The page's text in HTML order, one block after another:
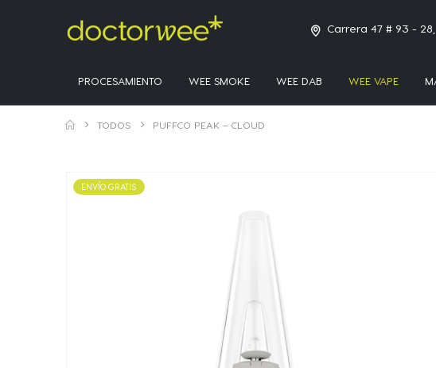
Carrera 47 # 93 -
PROCESAMIENTO WEE SMOKE WEE DAB WEE VAPE
TODOS PUFFCO PEAK – CLOUD
ENVÍO GRATIS